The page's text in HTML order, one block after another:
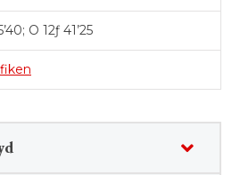
O 12ƒ 41’25